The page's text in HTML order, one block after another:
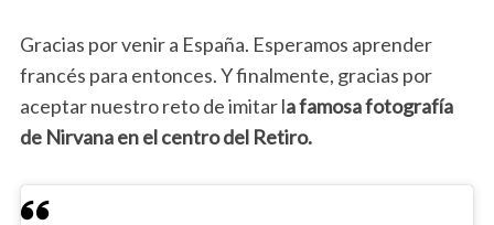
Gracias por venir a España. Esperamos aprender
francés para entonces. Y finalmente, gracias por
aceptar nuestro reto de imitar la famosa fotografía
de Nirvana en el centro del Retiro.